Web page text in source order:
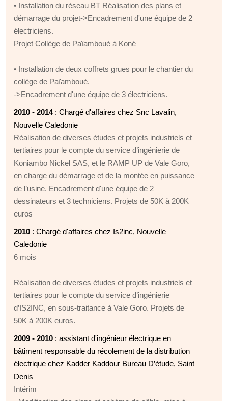
• Installation du réseau BT Réalisation des plans et
démarrage du projet->Encadrement d'une équipe de 2
électriciens.
Projet Collège de Païamboué à Koné
• Installation de deux coffrets grues pour le chantier du
collège de Païamboué.
->Encadrement d'une équipe de 3 électriciens.
2010 - 2014: Chargé d'affaires chez Snc Lavalin,
Nouvelle Caledonie
Réalisation de diverses études et projets industriels et
tertiaires pour le compte du service d’ingénierie de
Koniambo Nickel SAS, et le RAMP UP de Vale Goro,
en charge du démarrage et de la montée en puissance
de l’usine. Encadrement d'une équipe de 2
dessinateurs et 3 techniciens. Projets de 50K à 200K
euros
2010 : Chargé d'affaires chez Is2inc, Nouvelle
Caledonie
6 mois
Réalisation de diverses études et projets industriels et
tertiaires pour le compte du service d’ingénierie
d’IS2INC, en sous-traitance à Vale Goro. Projets de
50K à 200K euros.
2009 - 2010 : assistant d'ingénieur électrique en
bâtiment responsable du récolement de la distribution
électrique chez Kadder Kaddour Bureau D’étude, Saint
Denis
Intérim